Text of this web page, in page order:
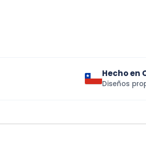
Hecho en
Diseños